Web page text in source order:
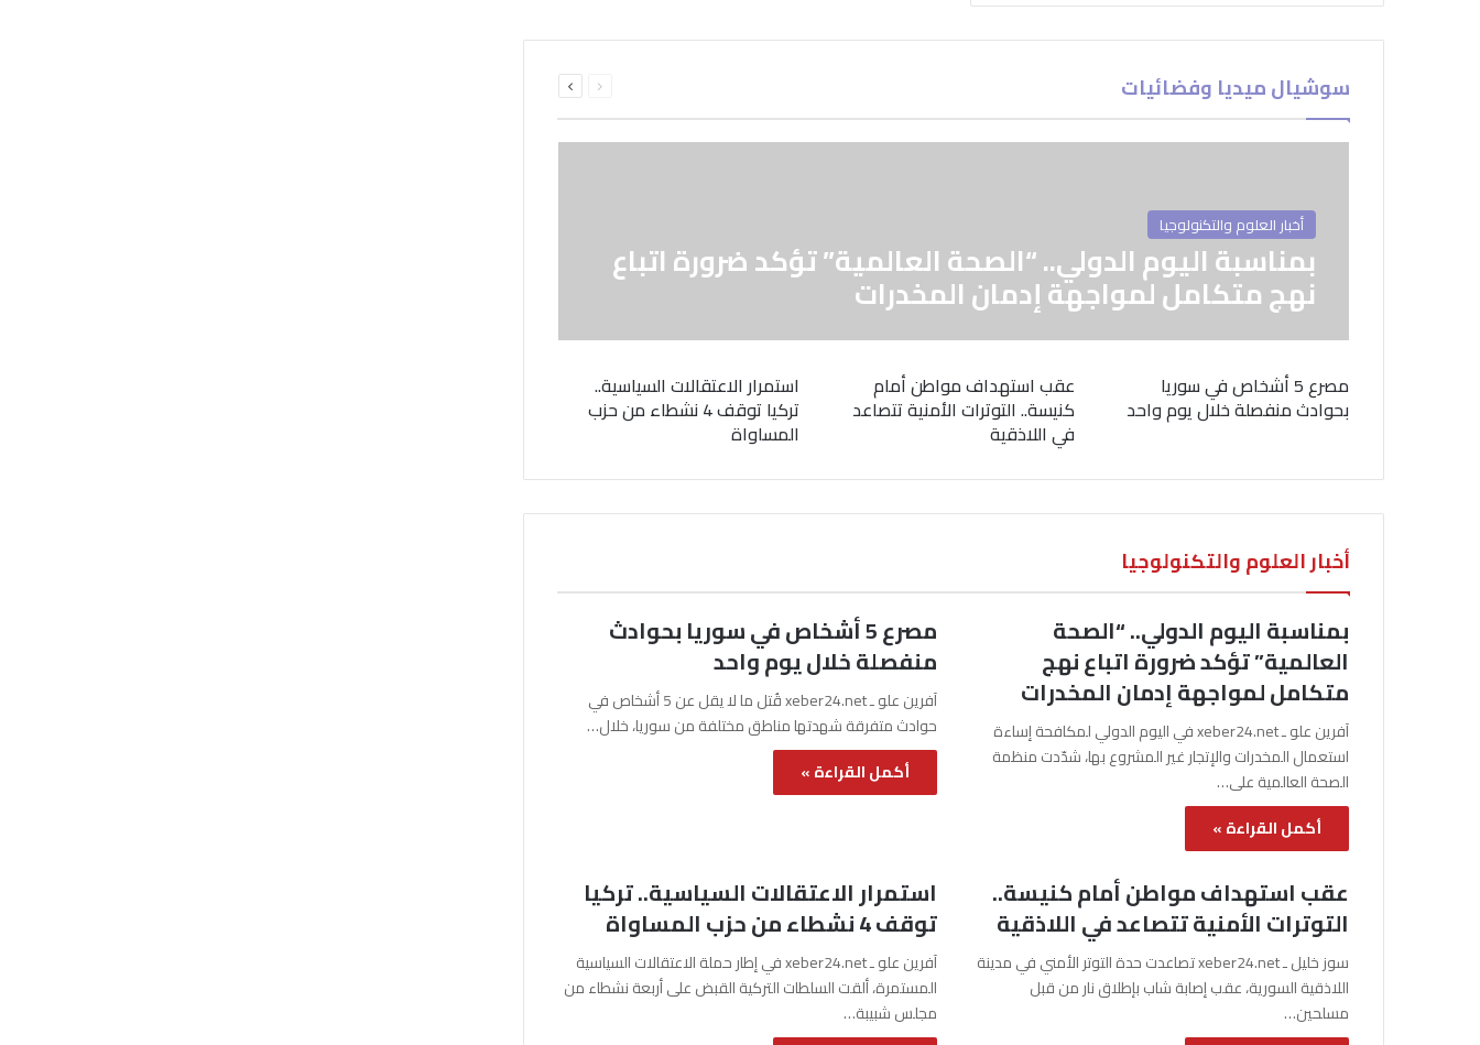
سوشيال ميديا وفضائيات الصفحةالصفحة
أخبار العلوم والتكنولوجيا
بمناسبة اليوم الدولي.. “الصحة العالمية” تؤكد ضرورة اتباع
نهج متكامل لمواجهة إدمان المخدرات
مصرع 5 أشخاص في سوريا
بحوادث منفصلة خلال يوم واحد
عقب استهداف مواطن أمام
كنيسة.. التوترات الأمنية تتصاعد
في اللاذقية
استمرار الاعتقالات السياسية..
تركيا توقف 4 نشطاء من حزب
المساواة
أخبار العلوم والتكنولوجيا
بمناسبة اليوم الدولي.. “الصحة
العالمية” تؤكد ضرورة اتباع نهج
متكامل لمواجهة إدمان المخدرات
آفرين علو ـ xeber24.net في اليوم الدولي لمكافحة إساءة
استعمال المخدرات والإتجار غير المشروع بها، شدّدت منظمة
الصحة العالمية على…
أكمل القراءة »
مصرع 5 أشخاص في سوريا بحوادث
منفصلة خلال يوم واحد
آفرين علو ـ xeber24.net قُتل ما لا يقل عن 5 أشخاص في
حوادث متفرقة شهدتها مناطق مختلفة من سوريا، خلال…
أكمل القراءة »
عقب استهداف مواطن أمام كنيسة..
التوترات الأمنية تتصاعد في اللاذقية
سوز خليل ـ xeber24.net تصاعدت حدة التوتر الأمني في مدينة
اللاذقية السورية، عقب إصابة شاب بإطلاق نار من قبل
مسلحين…
استمرار الاعتقالات السياسية.. تركيا
توقف 4 نشطاء من حزب المساواة
آفرين علو ـ xeber24.net في إطار حملة الاعتقالات السياسية
المستمرة، ألقت السلطات التركية القبض على أربعة نشطاء من
مجلس شبيبة…